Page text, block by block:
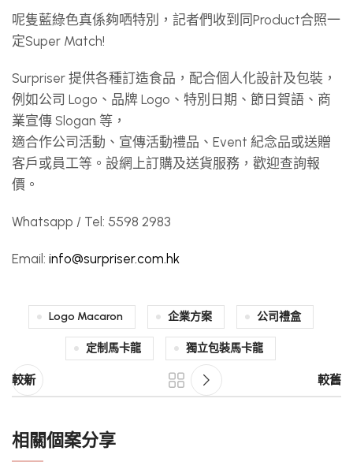
呢隻藍綠色真係夠哂特別，記者們收到同Product合照一
定Super Match!
Surpriser 提供各種訂造食品，配合個人化設計及包裝，
例如公司 Logo、品牌 Logo、特別日期、節日賀語、商
業宣傳 Slogan 等，
適合作公司活動、宣傳活動禮品、Event 紀念品或送贈
客戶或員工等。設網上訂購及送貨服務，歡迎查詢報
價。
Whatsapp / Tel: 5598 2983
Email: info@surpriser.com.hk
Logo Macaron 企業方案 公司禮盒
定制馬卡龍 獨立包裝馬卡龍
較新 較舊
相關個案分享